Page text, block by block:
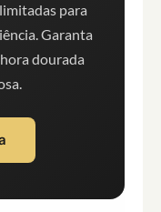
para
Garanta
dourada